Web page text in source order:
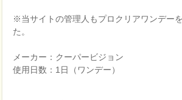
※当サイトの管理人もプロクリアワンデー
た。
メーカー：クーパービジョン
使用日数：1日（ワンデー）